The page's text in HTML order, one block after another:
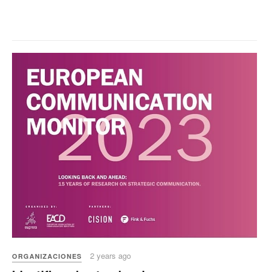
ORGANIZACIONES 2 years ago